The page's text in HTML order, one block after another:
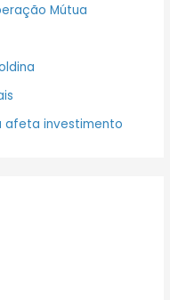
Mútua
afeta investimento